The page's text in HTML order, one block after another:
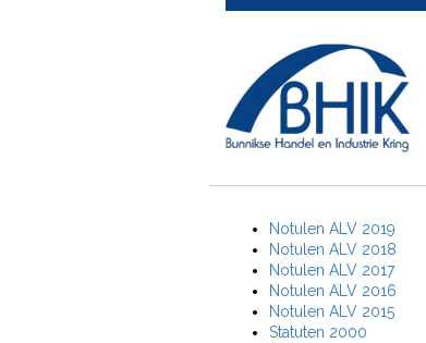
Notulen ALV 2019
Notulen ALV 2018
Notulen ALV 2017
Notulen ALV 2016
Notulen ALV 2015
Statuten 2000